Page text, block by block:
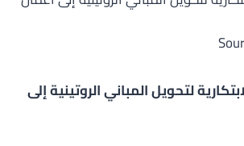
لتحويل المباني الروتينية إلى